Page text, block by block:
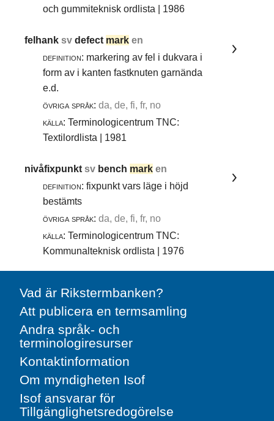
och gummiteknisk ordlista | 1986
felhanksvdefect mark en
definition: markering av fel i dukvara i
form av i kanten fastknuten garnända
e.d.
övriga språk: da, de, fi, fr, no
källa: Terminologicentrum TNC:
Textilordlista | 1981
nivåfixpunktsv bench mark en
definition: fixpunkt vars läge i höjd
bestämts
övriga språk: da, de, fi, fr, no
källa: Terminologicentrum TNC:
Kommunalteknisk ordlista | 1976
Vad är Rikstermbanken?
Att publicera en termsamling
Andra språk- och
terminologiresurser
Kontaktinformation
Om myndigheten Isof
Isof ansvarar för
Tillgänglighetsredogörelse